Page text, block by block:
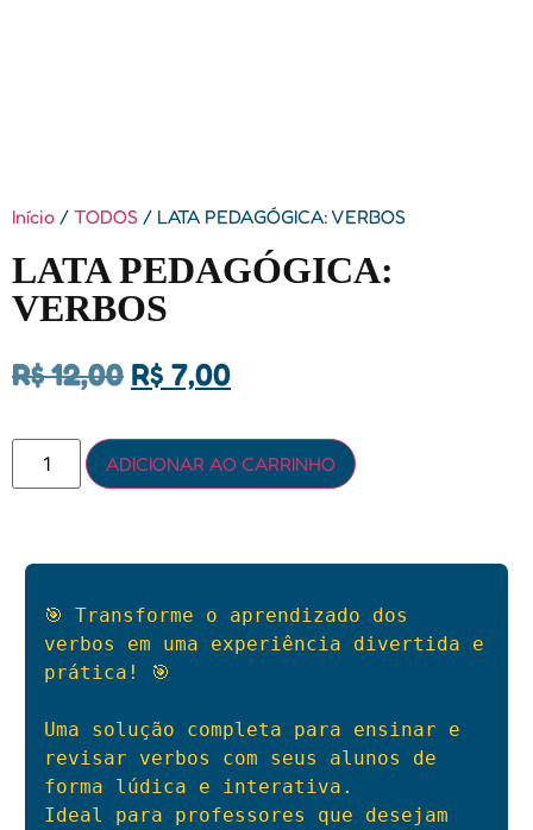
Início / TODOS / LATA PEDAGÓGICA: VERBOS
LATA PEDAGÓGICA:
VERBOS
R$12,00 R$ 7,00
ADICIONAR AO CARRINHO
🎯 Transforme o aprendizado dos
verbos em uma experiência divertida e
prática! 🎯
Uma solução completa para ensinar e
revisar verbos com seus alunos de
forma lúdica e interativa.
Ideal para professores que desejam